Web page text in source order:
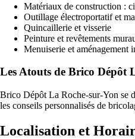
Matériaux de construction :
Outillage électroportatif et
Quincaillerie et visserie
Peinture et revêtements
Menuiserie et aménagement
Les Atouts de Brico Dépôt
Brico Dépôt La Roche-sur-Yon se
les conseils personnalisés de
Localisation et